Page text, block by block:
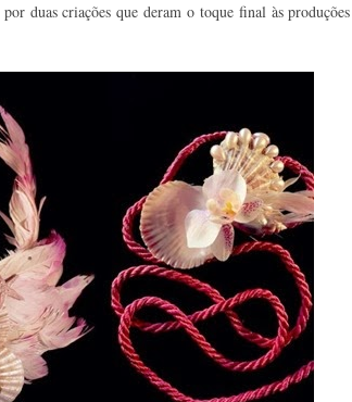
duas criações que deram o toque final às produções